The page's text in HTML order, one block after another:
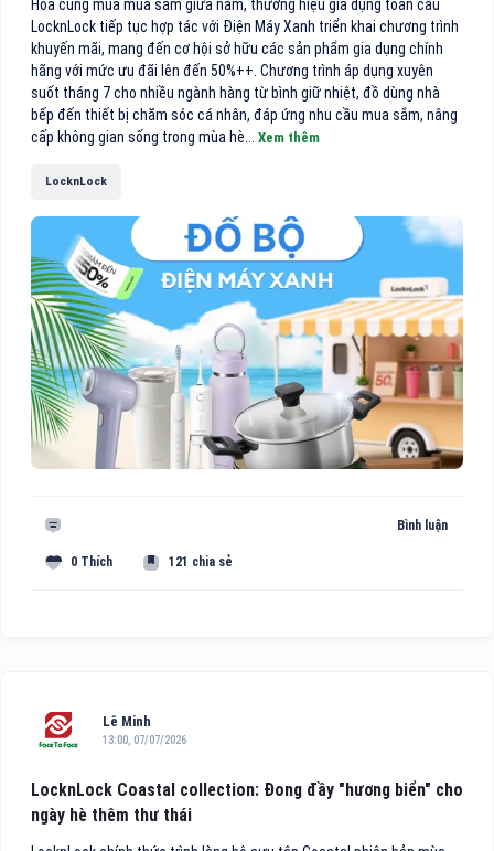
Hòa cùng mùa mua sắm giữa năm, thương hiệu gia dụng toàn cầu
LocknLock tiếp tục hợp tác với Điện Máy Xanh triển khai chương trình
khuyến mãi, mang đến cơ hội sở hữu các sản phẩm gia dụng chính
hãng với mức ưu đãi lên đến 50%++. Chương trình áp dụng xuyên
suốt tháng 7 cho nhiều ngành hàng từ bình giữ nhiệt, đồ dùng nhà
bếp đến thiết bị chăm sóc cá nhân, đáp ứng nhu cầu mua sắm, nâng
cấp không gian sống trong mùa hè... Xem thêm
LocknLock
Bình luận
0 Thích 121 chia sẻ
Lê Minh
13:00, 07/07/2026
LocknLock Coastal collection: Đong đầy "hương biển" cho
ngày hè thêm thư thái